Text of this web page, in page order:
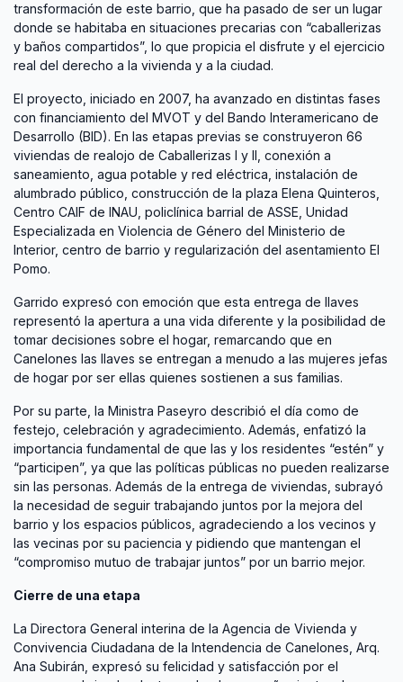
transformación de este barrio, que ha pasado de ser un lugar
donde se habitaba en situaciones precarias con “caballerizas
y baños compartidos”, lo que propicia el disfrute y el ejercicio
real del derecho a la vivienda y a la ciudad.
El proyecto, iniciado en 2007, ha avanzado en distintas fases
con financiamiento del MVOT y del Bando Interamericano de
Desarrollo (BID). En las etapas previas se construyeron 66
viviendas de realojo de Caballerizas I y II, conexión a
saneamiento, agua potable y red eléctrica, instalación de
alumbrado público, construcción de la plaza Elena Quinteros,
Centro CAIF de INAU, policlínica barrial de ASSE, Unidad
Especializada en Violencia de Género del Ministerio de
Interior, centro de barrio y regularización del asentamiento El
Pomo.
Garrido expresó con emoción que esta entrega de llaves
representó la apertura a una vida diferente y la posibilidad de
tomar decisiones sobre el hogar, remarcando que en
Canelones las llaves se entregan a menudo a las mujeres jefas
de hogar por ser ellas quienes sostienen a sus familias.
Por su parte, la Ministra Paseyro describió el día como de
festejo, celebración y agradecimiento. Además, enfatizó la
importancia fundamental de que las y los residentes “estén” y
“participen”, ya que las políticas públicas no pueden realizarse
sin las personas. Además de la entrega de viviendas, subrayó
la necesidad de seguir trabajando juntos por la mejora del
barrio y los espacios públicos, agradeciendo a los vecinos y
las vecinas por su paciencia y pidiendo que mantengan el
“compromiso mutuo de trabajar juntos” por un barrio mejor.
Cierre de una etapa
La Directora General interina de la Agencia de Vivienda y
Convivencia Ciudadana de la Intendencia de Canelones, Arq.
Ana Subirán, expresó su felicidad y satisfacción por el